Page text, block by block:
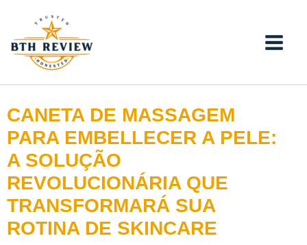
conteúdo
CANETA DE MASSAGEM
PARA EMBELLECER A PELE:
A SOLUÇÃO
REVOLUCIONÁRIA QUE
TRANSFORMARÁ SUA
ROTINA DE SKINCARE